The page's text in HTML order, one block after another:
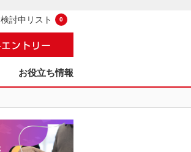
検討中リスト 0
お役立ち情報